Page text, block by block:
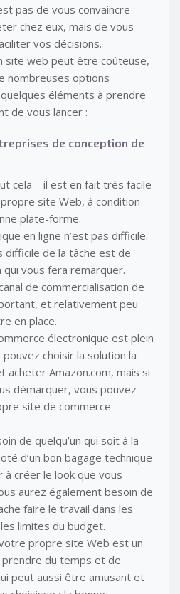
pas de vous convaincre
chez eux, mais de vous
vos décisions.
site web peut être coûteuse,
nombreuses options
éléments à prendre
de vous lancer :
de conception de
cela – il est en fait très facile
site Web, à condition
plate-forme.
en ligne n’est pas difficile.
difficile de la tâche est de
vous fera remarquer.
de commercialisation de
et relativement peu
en place.
électronique est plein
pouvez choisir la solution la
acheter Amazon.com, mais si
démarquer, vous pouvez
site de commerce
de quelqu’un qui soit à la
d’un bon bagage technique
à créer le look que vous
aurez également besoin de
faire le travail dans les
limites du budget.
propre site Web est un
du temps et de
peut aussi être amusant et